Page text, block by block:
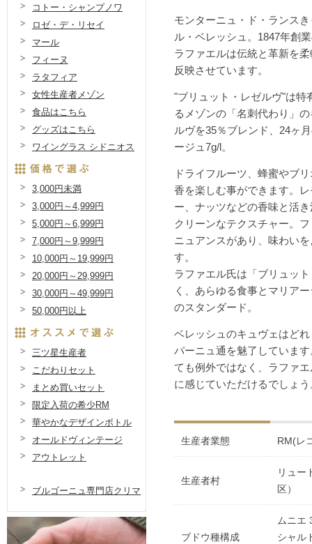
モンターニュ・ド・ランス
ル・ベレッシュ。1847年創
ラファエルは伝統と革新を
反映させています。
"ブリュット・レゼルヴ"は特
るメゾンの「名刺代わり」
ルヴを35％ブレンド、24ヶ
ージュ7g/l。
ドライフルーツ、蜂蜜やブ
香を楽しむ事ができます。
ー、ナッツなどの香味と活
クリーンなテクスチャー。
ニュアンスがあり、味わい
す。
ラファエル氏は「ブリュッ
く、あらゆる食事とマリア
のスタンダード。
ベレッシュのキュヴェはど
パーニュ通を魅了していま
ても例外ではなく、ラファ
に感じていただけるでしょう
生産者業態 RM(レ
生産者村
リュー
区）
ブドウ種構成
ムニエ
シャル
コトー・シャンプノワ
ロゼ・デ・リセイ
マール
フィーヌ
ラタフィア
女性生産者メゾン
食品はこちら
グッズはこちら
ワイングラス シドニオス
3,000円未満
3,000円～4,999円
5,000円～6,999円
7,000円～9,999円
10,000円～19,999円
20,000円～29,999円
30,000円～49,999円
50,000円以上
三ツ星生産者
こだわりセット
まとめ買いセット
限定入荷の希少RM
華やかなデザインボトル
オールドヴィンテージ
アウトレット
ブルゴーニュ専門店クリマ